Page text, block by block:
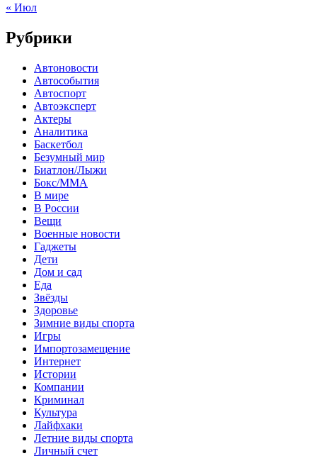
« Июл
Рубрики
Автоновости
Автособытия
Автоспорт
Автоэксперт
Актеры
Аналитика
Баскетбол
Безумный мир
Биатлон/Лыжи
Бокс/MMA
В мире
В России
Вещи
Военные новости
Гаджеты
Дети
Дом и сад
Еда
Звёзды
Здоровье
Зимние виды спорта
Игры
Импортозамещение
Интернет
Истории
Компании
Криминал
Культура
Лайфхаки
Летние виды спорта
Личный счет